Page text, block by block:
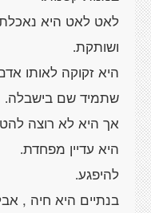
לאט לאט היא
ושותקת.
היא זקוקה לאותו
שתמיד שם בישבלה.
אך היא לא רוצה
היא עדיין מפחדת.
להיפגע.
בנתיים היא חיה ,